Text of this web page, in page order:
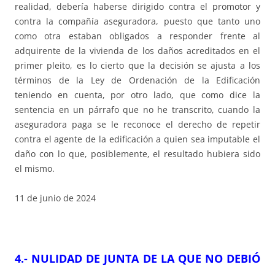
realidad, debería haberse dirigido contra el promotor y
contra la compañía aseguradora, puesto que tanto uno
como otra estaban obligados a responder frente al
adquirente de la vivienda de los daños acreditados en el
primer pleito, es lo cierto que la decisión se ajusta a los
términos de la Ley de Ordenación de la Edificación
teniendo en cuenta, por otro lado, que como dice la
sentencia en un párrafo que no he transcrito, cuando la
aseguradora paga se le reconoce el derecho de repetir
contra el agente de la edificación a quien sea imputable el
daño con lo que, posiblemente, el resultado hubiera sido
el mismo.
11 de junio de 2024
4.- NULIDAD DE JUNTA DE LA QUE NO DEBIÓ